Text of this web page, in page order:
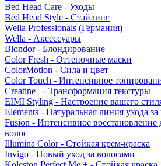
Bed Head Care - Уходы
Bed Head Style - Стайлинг
Wella Professionals (Германия)
Wella - Аксессуары
Blondor - Блондирование
Color Fresh - Оттеночные маски
ColorMotion - Сила и цвет
Color Touch - Интенсивное
Creatine+ - Трансформация текстуры
EIMI Styling - Настроение вашего
Elements - Натуральная линия ухода
Fusion - Интенсивное
волос
Illumina Color - Стойкая крем-краска
Invigo - Новый уход за волосами